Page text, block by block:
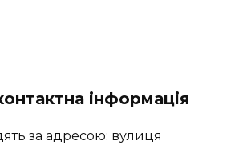
інформація
за адресою: вулиця